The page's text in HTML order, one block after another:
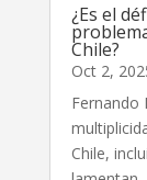
¿Es el
Chile?
Oct 2,
Fernando
Chile,